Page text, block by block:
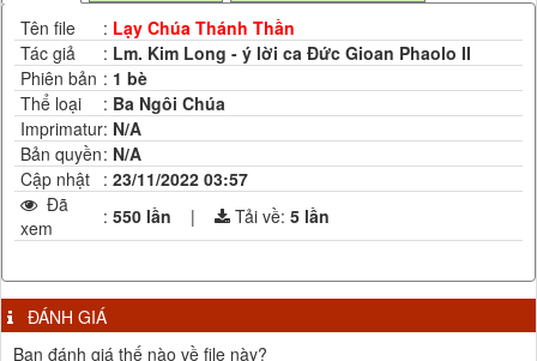
Tên file : Lạy Chúa Thánh Thần
Tác giả
: Lm. Kim Long - ý lời ca Đức Gioan Phaolo II
Phiên bản : 1 bè
Thể loại
: Ba Ngôi Chúa
Imprimatur: N/A
Bản quyền: N/A
Cập nhật : 23/11/2022 03:57
Đã
xem
: 550 lần | Tải về: 5 lần
ĐÁNH GIÁ
Bạn đánh giá thế nào về file này?